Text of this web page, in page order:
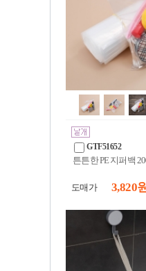
GTF51652
튼튼한 PE 지퍼백
도매가 3,820